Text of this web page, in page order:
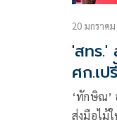
20 มกราค
'สทร.'
ศก.เ
สิงคโ
‘ทักษิณ’
ส่งมือไม้ให้ทำงาน โวปี 70 ‘